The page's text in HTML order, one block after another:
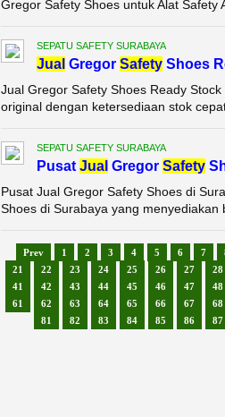
Gregor Safety Shoes untuk Alat Safety
SEPATU SAFETY SURABAYA
Jual Gregor SafetyShoes
Jual Gregor Safety Shoes Ready
original dengan ketersediaan stok
SEPATU SAFETY SURABAYA
Pusat Jual Gregor Safety
Pusat Jual Gregor Safety Shoes di
Shoes di Surabaya yang menyediakan
Prev 1 2 3 4 5 6 7
21
22 23 24 25 26 27 28
41
42 43 44 45 46 47 48
61
62 63 64 65 66 67 68
81
82 83 84 85 86 87